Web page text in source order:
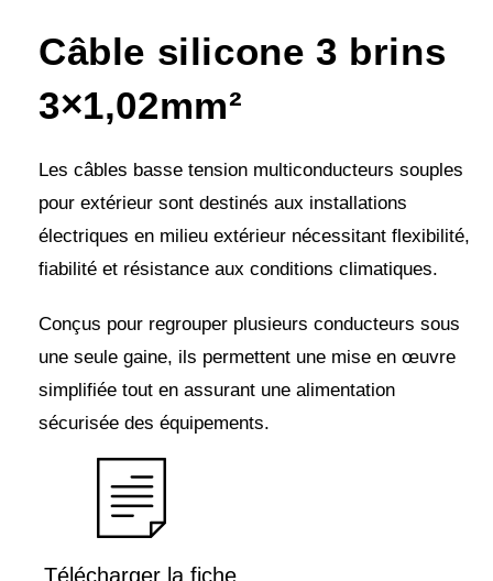
Câble silicone 3 brins
3×1,02mm²
Les câbles basse tension multiconducteurs souples
pour extérieur sont destinés aux installations
électriques en milieu extérieur nécessitant flexibilité,
fiabilité et résistance aux conditions climatiques.
Conçus pour regrouper plusieurs conducteurs sous
une seule gaine, ils permettent une mise en œuvre
simplifiée tout en assurant une alimentation
sécurisée des équipements.
Télécharger la fiche